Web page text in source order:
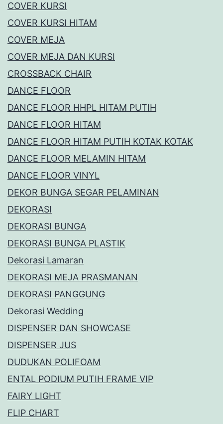
COVER KURSI
COVER KURSI HITAM
COVER MEJA
COVER MEJA DAN KURSI
CROSSBACK CHAIR
DANCE FLOOR
DANCE FLOOR HHPL HITAM PUTIH
DANCE FLOOR HITAM
DANCE FLOOR HITAM PUTIH KOTAK KOTAK
DANCE FLOOR MELAMIN HITAM
DANCE FLOOR VINYL
DEKOR BUNGA SEGAR PELAMINAN
DEKORASI
DEKORASI BUNGA
DEKORASI BUNGA PLASTIK
Dekorasi Lamaran
DEKORASI MEJA PRASMANAN
DEKORASI PANGGUNG
Dekorasi Wedding
DISPENSER DAN SHOWCASE
DISPENSER JUS
DUDUKAN POLIFOAM
ENTAL PODIUM PUTIH FRAME VIP
FAIRY LIGHT
FLIP CHART